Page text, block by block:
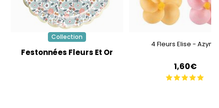
Collection
Festonnées Fleurs Et Or
4 Fleurs Elise - Azyme
1,60€